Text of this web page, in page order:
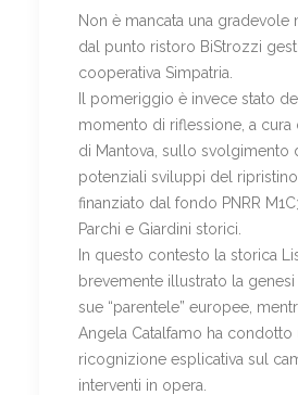
Non è mancata una gradevole
dal punto ristoro BiStrozzi
cooperativa Simpatria.
Il pomeriggio è invece stato
momento di riflessione, a cura
di Mantova, sullo svolgimento
potenziali sviluppi del
finanziato dal fondo PNRR
Parchi e Giardini storici.
In questo contesto la storica
brevemente illustrato la
sue “parentele” europee,
Angela Catalfamo ha condotto
ricognizione esplicativa sul
interventi in opera.